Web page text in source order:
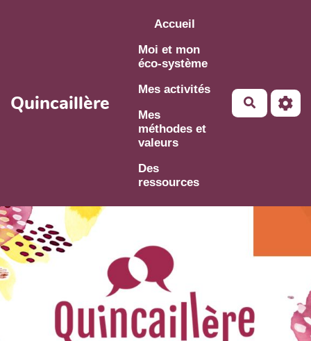
Aller au contenu principal
Quincaillère
Accueil
Moi et mon
éco-système
Mes activités
Mes
méthodes et
valeurs
Des
ressources